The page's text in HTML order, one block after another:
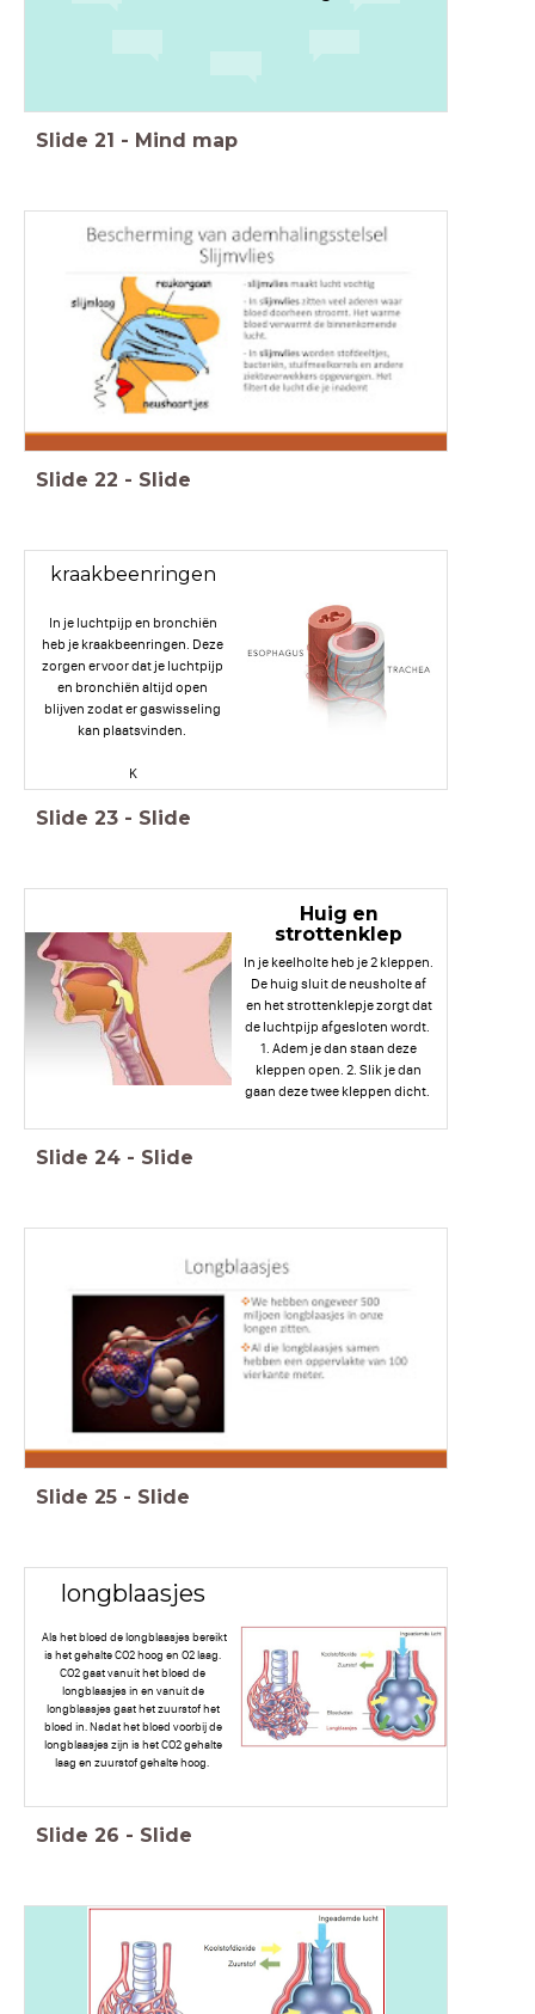
Slide 21 - Mind map
Slide 22 - Slide
kraakbeenringen
In je luchtpijp en bronchiën
heb je kraakbeenringen. Deze
zorgen ervoor dat je luchtpijp
en bronchiën altijd open
blijven zodat er gaswisseling
kan plaatsvinden.
K
Slide 23 - Slide
Huig en
strottenklep
In je keelholte heb je 2 kleppen.
De huig sluit de neusholte af
en het strottenklepje zorgt dat
de luchtpijp afgesloten wordt.
1. Adem je dan staan deze
kleppen open. 2. Slik je dan
gaan deze twee kleppen dicht.
Slide 24 - Slide
Slide 25 - Slide
longblaasjes
Als het bloed de longblaasjes bereikt
is het gehalte CO2 hoog en O2 laag.
CO2 gaat vanuit het bloed de
longblaasjes in en vanuit de
longblaasjes gaat het zuurstof het
bloed in. Nadat het bloed voorbij de
longblaasjes zijn is het CO2 gehalte
laag en zuurstof gehalte hoog.
Slide 26 - Slide